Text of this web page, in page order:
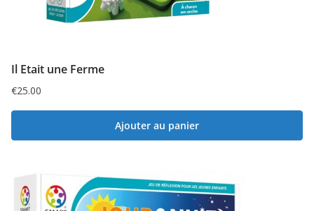
Il Etait une Ferme
€25.00
Ajouter au panier